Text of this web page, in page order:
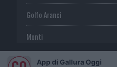
Golfo Aranci
Monti
TeltiApp di Gallura Oggi